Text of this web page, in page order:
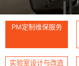
PM定制维保服务
实验室设计与改造